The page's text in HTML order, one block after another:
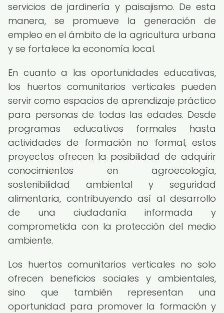
servicios de jardinería y paisajismo. De esta
manera, se promueve la generación de
empleo en el ámbito de la agricultura urbana
y se fortalece la economía local.
En cuanto a las oportunidades educativas,
los huertos comunitarios verticales pueden
servir como espacios de aprendizaje práctico
para personas de todas las edades. Desde
programas educativos formales hasta
actividades de formación no formal, estos
proyectos ofrecen la posibilidad de adquirir
conocimientos en agroecología,
sostenibilidad ambiental y seguridad
alimentaria, contribuyendo así al desarrollo
de una ciudadanía informada y
comprometida con la protección del medio
ambiente.
Los huertos comunitarios verticales no solo
ofrecen beneficios sociales y ambientales,
sino que también representan una
oportunidad para promover la formación y